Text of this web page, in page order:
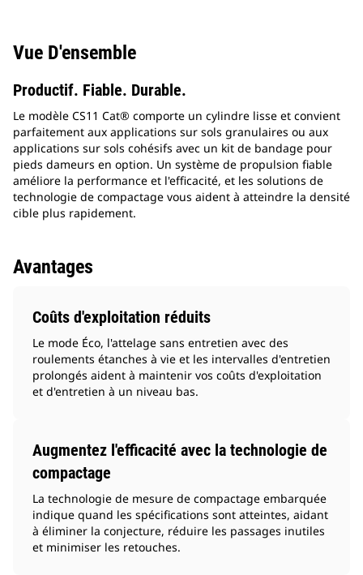
Vue D'ensemble
Productif. Fiable. Durable.
Le modèle CS11 Cat® comporte un cylindre lisse et convient
parfaitement aux applications sur sols granulaires ou aux
applications sur sols cohésifs avec un kit de bandage pour
pieds dameurs en option. Un système de propulsion fiable
améliore la performance et l'efficacité, et les solutions de
technologie de compactage vous aident à atteindre la densité
cible plus rapidement.
Avantages
Coûts d'exploitation réduits
Le mode Éco, l'attelage sans entretien avec des
roulements étanches à vie et les intervalles d'entretien
prolongés aident à maintenir vos coûts d'exploitation
et d'entretien à un niveau bas.
Augmentez l'efficacité avec la technologie de
compactage
La technologie de mesure de compactage embarquée
indique quand les spécifications sont atteintes, aidant
à éliminer la conjecture, réduire les passages inutiles
et minimiser les retouches.